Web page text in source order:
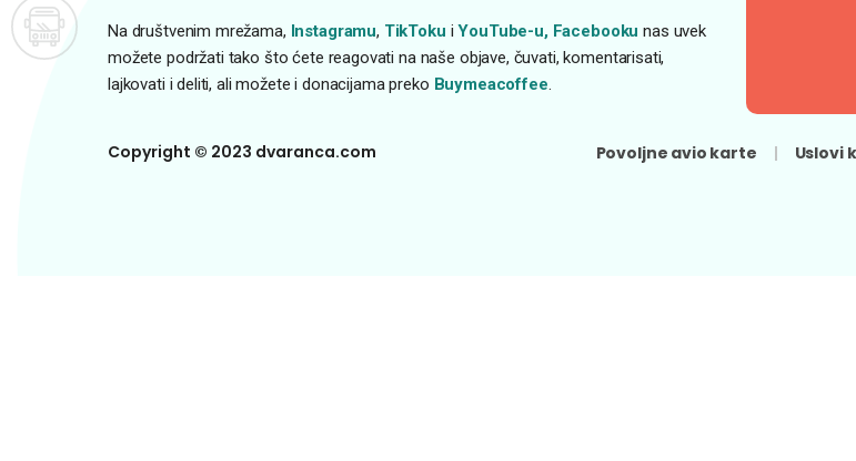
Na društvenim mrežama, Instagramu, TikToku iYouTube-u, Facebookunas uvek
možete podržati tako što ćete reagovati na naše objave, čuvati, komentarisati,
lajkovati i deliti, ali možete i donacijama preko Buymeacoffee.
Copyright © 2023 dvaranca.com Povoljne avio karte Uslovi